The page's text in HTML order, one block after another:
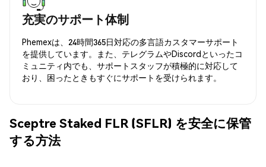
充実のサポート体制
Phemexは、24時間365日対応の多言語カスタマーサポート
を提供しています。また、テレグラムやDiscordといったコ
ミュニティ内でも、サポートスタッフが積極的に対応して
おり、困ったときもすぐにサポートを受けられます。
Sceptre Staked FLR (SFLR) を安全に保管
する方法